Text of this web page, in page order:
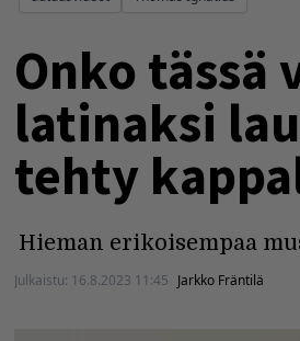
Onko tässä
latinaksi
tehty
Hieman erikoisempaa
Julkaistu: 16.8.2023 11:45 Jarkko Fräntilä